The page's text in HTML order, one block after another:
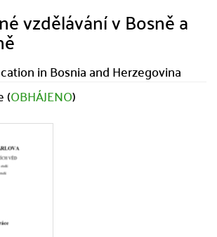
vzdělávání v Bosně a
in Bosnia and Herzegovina
(OBHÁJENO)